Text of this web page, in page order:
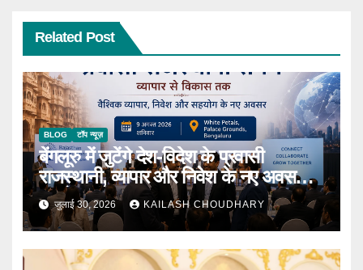
Related Post
BLOG टॉप न्यूज़
बेंगलूरु में जुटेंगे देश-विदेश के प्रवासी
राजस्थानी, व्यापार और निवेश के नए अवसरों
पर होगा मंथन
जुलाई 30, 2026 KAILASH CHOUDHARY